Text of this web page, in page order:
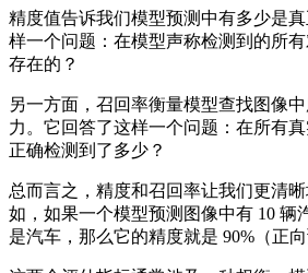
精度值告诉我们模型预测中有多少是
样一个问题：在模型声称检测到的所
存在的？
另一方面，召回率衡量模型查找图像
力。它回答了这样一个问题：在所有
正确检测到了多少？
总而言之，精度和召回率让我们更清
如，如果一个模型预测图像中有 10 辆
是汽车，那么它的精度就是 90%（正向